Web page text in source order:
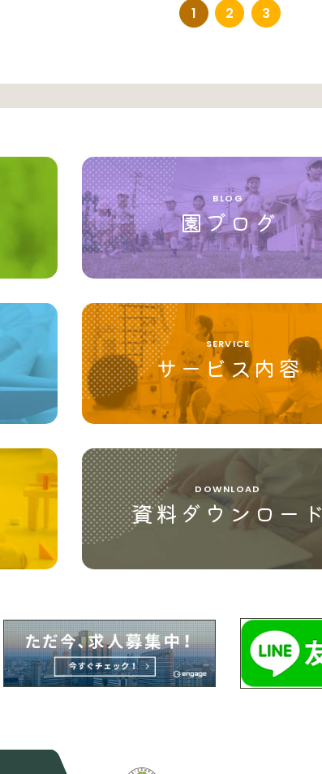
1 2 3
BLOG
園ブログ
SERVICE
サービス内容
DOWNLOAD
資料ダウンロード